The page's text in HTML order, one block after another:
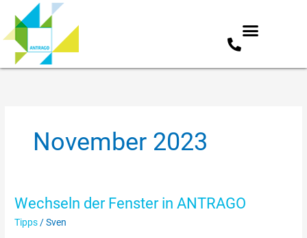
November 2023
Wechseln der Fenster in ANTRAGO
Tipps /Sven
Wechseln
der
Fenster